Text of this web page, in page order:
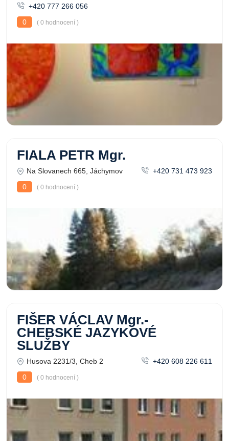
+420 777 266 056
0
( 0 hodnocení )
FIALA PETR Mgr.
Na Slovanech 665, Jáchymov
+420 731 473 923
0
( 0 hodnocení )
FIŠER VÁCLAV Mgr.-
CHEBSKÉ JAZYKOVÉ
SLUŽBY
Husova 2231/3, Cheb 2
+420 608 226 611
0
( 0 hodnocení )